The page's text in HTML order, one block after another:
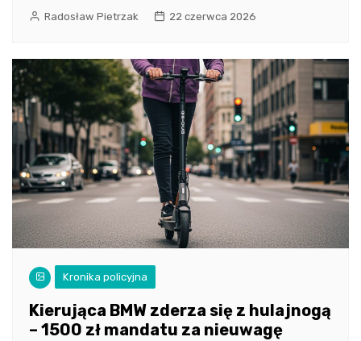
Radosław Pietrzak 22 czerwca 2026
Kronika policyjna
Kierująca BMW zderza się z hulajnogą
– 1500 zł mandatu za nieuwagę